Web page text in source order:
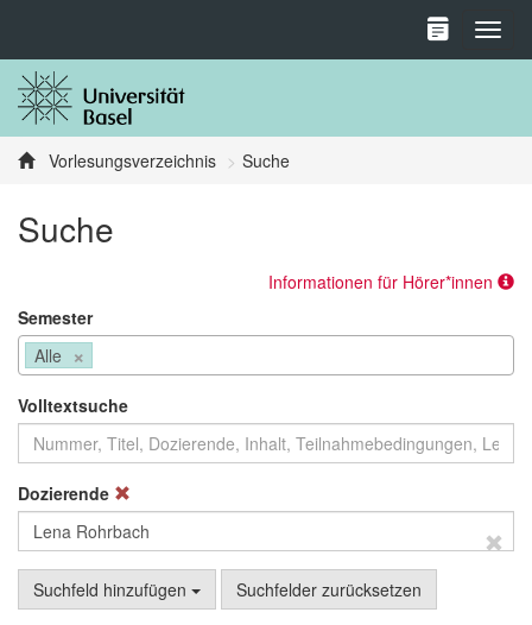
Vorlesungsverzeichnis Suche
Suche
Informationen für Hörer*innen
Semester
×
Alle
Volltextsuche
Dozierende
Suchfeld hinzufügen Suchfelder zurücksetzen